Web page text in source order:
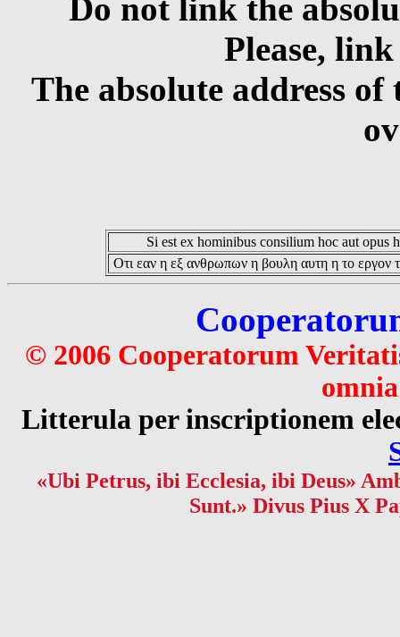
Do not link the
Please,
The absolute address
Si est ex hominibus consilium hoc aut opus
Οτι εαν η εξ ανθρωπων η βουλη αυτη η το εργον
© 2006 Cooperatorum
Litterula per inscriptionem
«Ubi Petrus, ibi Ecclesia, ibi Deus»
Sunt.» Divus Pius X